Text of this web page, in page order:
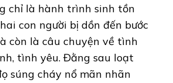
chỉ là hành trình sinh tồn
con người bị dồn đến bước
còn là câu chuyện về tình
tình yêu. Đằng sau loạt
súng cháy nổ mãn nhãn